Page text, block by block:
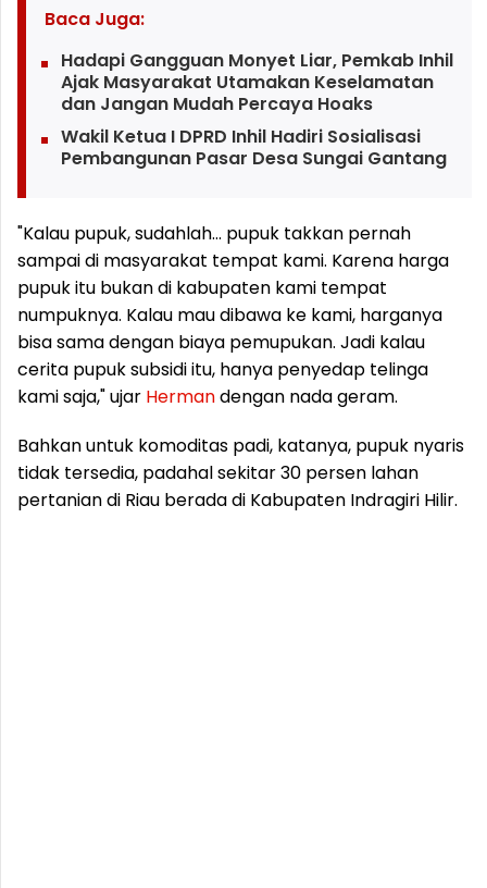
Baca Juga:
Hadapi Gangguan Monyet Liar, Pemkab Inhil
Ajak Masyarakat Utamakan Keselamatan
dan Jangan Mudah Percaya Hoaks
Wakil Ketua I DPRD Inhil Hadiri Sosialisasi
Pembangunan Pasar Desa Sungai Gantang
"Kalau pupuk, sudahlah... pupuk takkan pernah
sampai di masyarakat tempat kami. Karena harga
pupuk itu bukan di kabupaten kami tempat
numpuknya. Kalau mau dibawa ke kami, harganya
bisa sama dengan biaya pemupukan. Jadi kalau
cerita pupuk subsidi itu, hanya penyedap telinga
kami saja," ujar Hermandengan nada geram.
Bahkan untuk komoditas padi, katanya, pupuk nyaris
tidak tersedia, padahal sekitar 30 persen lahan
pertanian di Riau berada di Kabupaten Indragiri Hilir.